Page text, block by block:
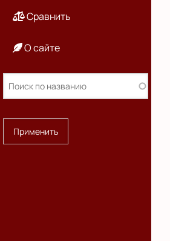
Сравнить
О сайте